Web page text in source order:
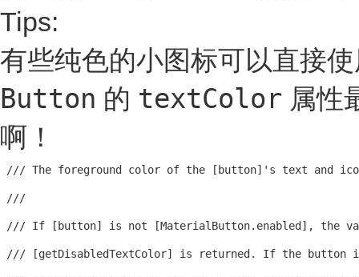
Tips:
有些纯色的小图标可以直接
Button 的 textColor 属性
啊！
/// The foreground color of the [button]'s text and
///
/// If [button] is not [MaterialButton.enabled], the
/// [getDisabledTextColor] is returned. If the button is